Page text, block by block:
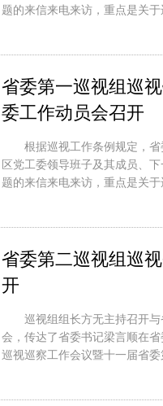
题的来信来电来访，重点是关
省委第一巡视组巡
委工作动员会召开
根据巡视工作条例规定，
区党工委领导班子及其成员、
题的来信来电来访，重点是关
省委第二巡视组巡
开
巡视组组长方无主持召开
会，传达了省委书记梁言顺在
巡视巡察工作会议暨十一届省